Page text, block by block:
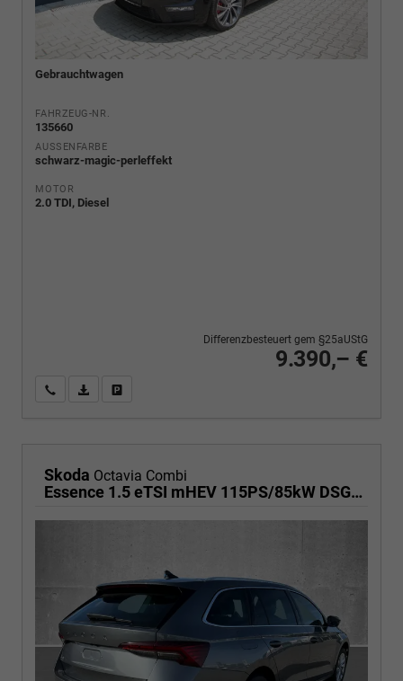
Gebrauchtwagen
FAHRZEUG-NR.
135660
AUSSENFARBE
schwarz-magic-perleffekt
MOTOR
2.0 TDI, Diesel
9.390,– €
Differenzbesteuert gem §25aUStG
Wir rufen Sie anPDF-Fahrzeugexposé drucken
Skoda Octavia Combi
Essence 1.5 eTSI mHEV 115PS/85kW DSG7 2026